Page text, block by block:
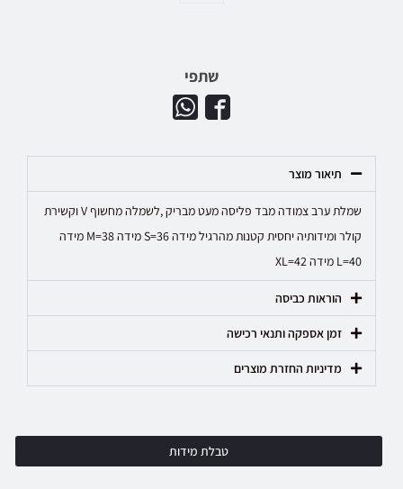
טבלת מידות
שתפי
תיאור מוצר
שמלת ערב צמודה מבד פליסה מעט מבריק ,לשמלה מחשוף V וקשירת
קולר ומידותיה יחסית קטנות מהרגיל מידה S=36 מידה M=38 מידה
L=40 מידה XL=42
הוראות כביסה
זמן אספקה ותנאי רכישה
מדיניות החזרת מוצרים